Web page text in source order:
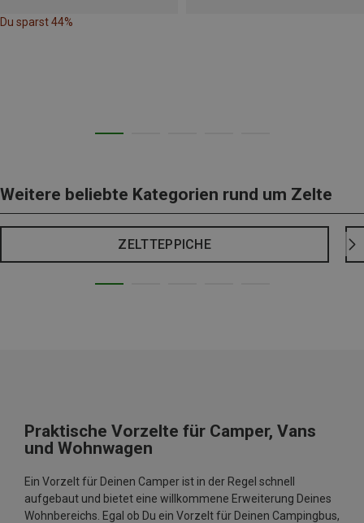
Du sparst 44%
Weitere beliebte Kategorien rund um Zelte
ZELTTEPPICHE
Praktische Vorzelte für Camper, Vans
und Wohnwagen
Ein Vorzelt für Deinen Camper ist in der Regel schnell
aufgebaut und bietet eine willkommene Erweiterung Deines
Wohnbereichs. Egal ob Du ein Vorzelt für Deinen Campingbus,